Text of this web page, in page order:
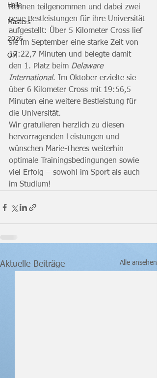
Halle
Masters
2026
ÖM
Rennen teilgenommen und dabei zwei
neue Bestleistungen für ihre Universität
aufgestellt: Über 5 Kilometer Cross lief
sie im September eine starke Zeit von
17:22,7 Minuten und belegte damit
den 1. Platz beim Delaware
International. Im Oktober erzielte sie
über 6 Kilometer Cross mit 19:56,5
Minuten eine weitere Bestleistung für
die Universität.
Wir gratulieren herzlich zu diesen
hervorragenden Leistungen und
wünschen Marie-Theres weiterhin
optimale Trainingsbedingungen sowie
viel Erfolg – sowohl im Sport als auch
im Studium!
Aktuelle Beiträge Alle ansehen